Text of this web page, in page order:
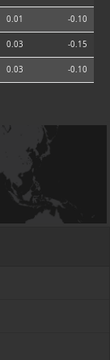
0.01 -0.10
0.03 -0.15
0.03 -0.10